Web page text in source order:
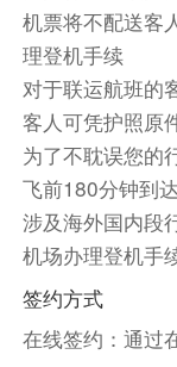
球在空中缓
大楼触手可
将如画的亚
而行，您会
苏醒之际，
小时，包括
1小时的飞
打开热气球:
开热气球，
热气球飞行:
全由风向决
机票将不配送客
理登机手续
对于联运航班的
客人可凭护照原
为了不耽误您的
飞前180分钟到
涉及海外国内段
机场办理登机手
签约方式
在线签约：通过